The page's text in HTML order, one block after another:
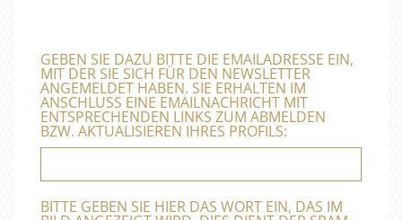
GEBEN SIE DAZU BITTE DIE EMAILADRESSE EIN,
MIT DER SIE SICH FÜR DEN NEWSLETTER
ANGEMELDET HABEN. SIE ERHALTEN IM
ANSCHLUSS EINE EMAILNACHRICHT MIT
ENTSPRECHENDEN LINKS ZUM ABMELDEN
BZW. AKTUALISIEREN IHRES PROFILS:
BITTE GEBEN SIE HIER DAS WORT EIN, DAS IM